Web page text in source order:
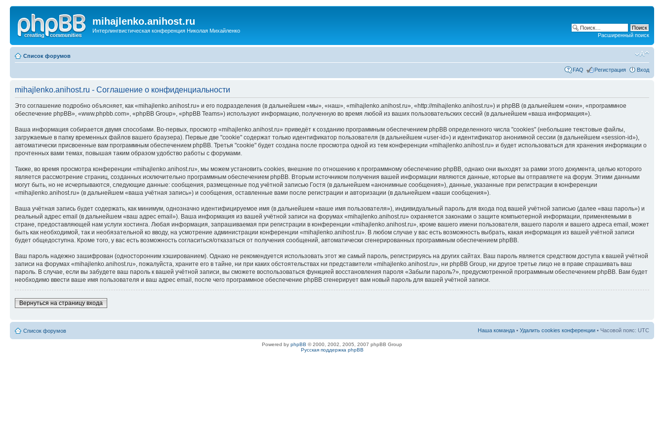
mihajlenko.anihost.ru
Интерлингвистическая конференция Николая Михайленко
Расширенный поиск
Список форумов
FAQ Регистрация Вход
mihajlenko.anihost.ru - Соглашение о конфиденциальности
Это соглашение подробно объясняет, как «mihajlenko.anihost.ru» и его подразделения (в дальнейшем «мы», «наш», «mihajlenko.anihost.ru», «http://mihajlenko.anihost.ru») и phpBB (в дальнейшем «они», «программное
обеспечение phpBB», «www.phpbb.com», «phpBB Group», «phpBB Teams») используют информацию, полученную во время любой из ваших пользовательских сессий (в дальнейшем «ваша информация»).
Ваша информация собирается двумя способами. Во-первых, просмотр «mihajlenko.anihost.ru» приведёт к созданию программным обеспечением phpBB определенного числа "cookies" (небольшие текстовые файлы,
загружаемые в папку временных файлов вашего браузера). Первые две "cookie" содержат только идентификатор пользователя (в дальнейшем «user-id») и идентификатор анонимной сессии (в дальнейшем «session-id»),
автоматически присвоенные вам программным обеспечением phpBB. Третья "cookie" будет создана после просмотра одной из тем конференции «mihajlenko.anihost.ru» и будет использоваться для хранения информации о
прочтенных вами темах, повышая таким образом удобство работы с форумами.
Также, во время просмотра конференции «mihajlenko.anihost.ru», мы можем установить cookies, внешние по отношению к программному обеспечению phpBB, однако они выходят за рамки этого документа, целью которого
является рассмотрение страниц, созданных исключительно программным обеспечением phpBB. Вторым источником получения вашей информации являются данные, которые вы отправляете на форум. Этими данными
могут быть, но не исчерпываются, следующие данные: сообщения, размещенные под учётной записью Гостя (в дальнейшем «анонимные сообщения»), данные, указанные при регистрации в конференции
«mihajlenko.anihost.ru» (в дальнейшем «ваша учётная запись») и сообщения, оставленные вами после регистрации и авторизации (в дальнейшем «ваши сообщения»).
Ваша учётная запись будет содержать, как минимум, однозначно идентифицируемое имя (в дальнейшем «ваше имя пользователя»), индивидуальный пароль для входа под вашей учётной записью (далее «ваш пароль») и
реальный адрес email (в дальнейшем «ваш адрес email»). Ваша информация из вашей учётной записи на форумах «mihajlenko.anihost.ru» охраняется законами о защите компьютерной информации, применяемыми в
стране, предоставляющей нам услуги хостинга. Любая информация, запрашиваемая при регистрации в конференции «mihajlenko.anihost.ru», кроме вашего имени пользователя, вашего пароля и вашего адреса email, может
быть как необходимой, так и необязательной ко вводу, на усмотрение администрации конференции «mihajlenko.anihost.ru». В любом случае у вас есть возможность выбрать, какая информация из вашей учётной записи
будет общедоступна. Кроме того, у вас есть возможность согласиться/отказаться от получения сообщений, автоматически сгенерированных программным обеспечением phpBB.
Ваш пароль надежно зашифрован (односторонним хэшированием). Однако не рекомендуется использовать этот же самый пароль, регистрируясь на других сайтах. Ваш пароль является средством доступа к вашей учётной
записи на форумах «mihajlenko.anihost.ru», пожалуйста, храните его в тайне, ни при каких обстоятельствах ни представители «mihajlenko.anihost.ru», ни phpBB Group, ни другое третье лицо не в праве спрашивать ваш
пароль. В случае, если вы забудете ваш пароль к вашей учётной записи, вы сможете воспользоваться функцией восстановления пароля «Забыли пароль?», предусмотренной программным обеспечением phpBB. Вам будет
необходимо ввести ваше имя пользователя и ваш адрес email, после чего программное обеспечение phpBB сгенерирует вам новый пароль для вашей учётной записи.
Вернуться на страницу входа
Список форумов Наша команда • Удалить cookies конференции • Часовой пояс: UTC
Powered by phpBB © 2000, 2002, 2005, 2007 phpBB Group
Русская поддержка phpBB